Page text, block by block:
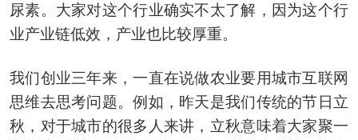
尿素。大家对这个行业确实不太了解，因为这个行
业产业链低效，产业也比较厚重。
我们创业三年来，一直在说做农业要用城市互联网
思维去思考问题。例如，昨天是我们传统的节日立
秋，对于城市的很多人来讲，立秋意味着大家聚一